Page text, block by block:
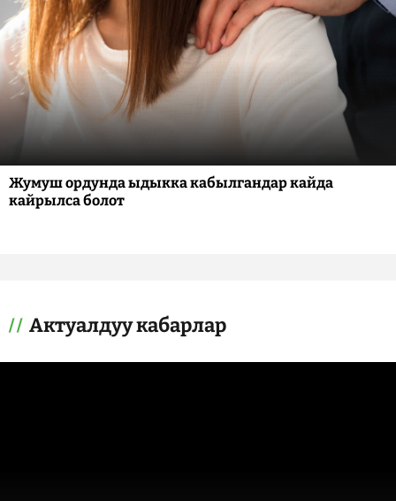
Жумуш ордунда ыдыкка кабылгандар кайда
кайрылса болот
Актуалдуу кабарлар